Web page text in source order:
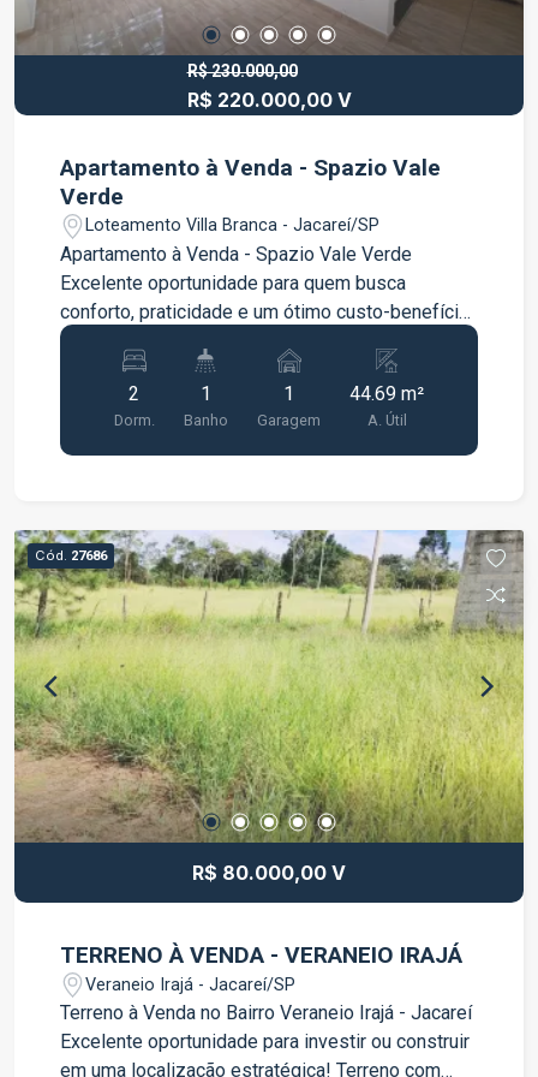
R$ 230.000,00
R$ 220.000,00 V
Apartamento à Venda - Spazio Vale
Verde
Loteamento Villa Branca - Jacareí/SP
Apartamento à Venda - Spazio Vale Verde
Excelente oportunidade para quem busca
conforto, praticidade e um ótimo custo-benefício.
Características do imóvel: 2 quartos Sala ampla
Cozinha com móveis planejados Área de serviço
1 vaga de garagem O apartamento está em
excelente estado de conservação, com
ambientes bem distribuídos e uma cozinha
para mais informações e agende uma visita.
2
Dorm.
1
Banho
1
Garagem
44.69 m²
A. Útil
Cód. 27686
R$ 80.000,00 V
TERRENO À VENDA - VERANEIO IRAJÁ
Veraneio Irajá - Jacareí/SP
Terreno à Venda no Bairro Veraneio Irajá - Jacareí
Excelente oportunidade para investir ou construir
em uma localização estratégica! Terreno com